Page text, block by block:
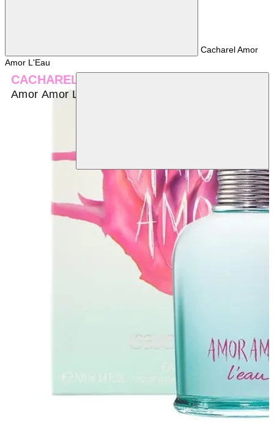
Cacharel Amor
Amor L'Eau
CACHAREL
Amor Amor L'Eau